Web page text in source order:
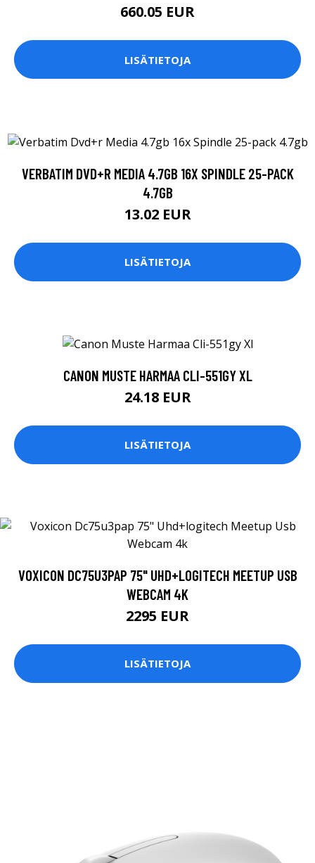
660.05 EUR
LISÄTIETOJA
VERBATIM DVD+R MEDIA 4.7GB 16X SPINDLE 25-PACK
4.7GB
13.02 EUR
LISÄTIETOJA
CANON MUSTE HARMAA CLI-551GY XL
24.18 EUR
LISÄTIETOJA
VOXICON DC75U3PAP 75" UHD+LOGITECH MEETUP USB
WEBCAM 4K
2295 EUR
LISÄTIETOJA